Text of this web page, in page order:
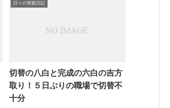
日々の実践日記
切替の八白と完成の六白の吉方
取り！５日ぶりの職場で切替不
十分